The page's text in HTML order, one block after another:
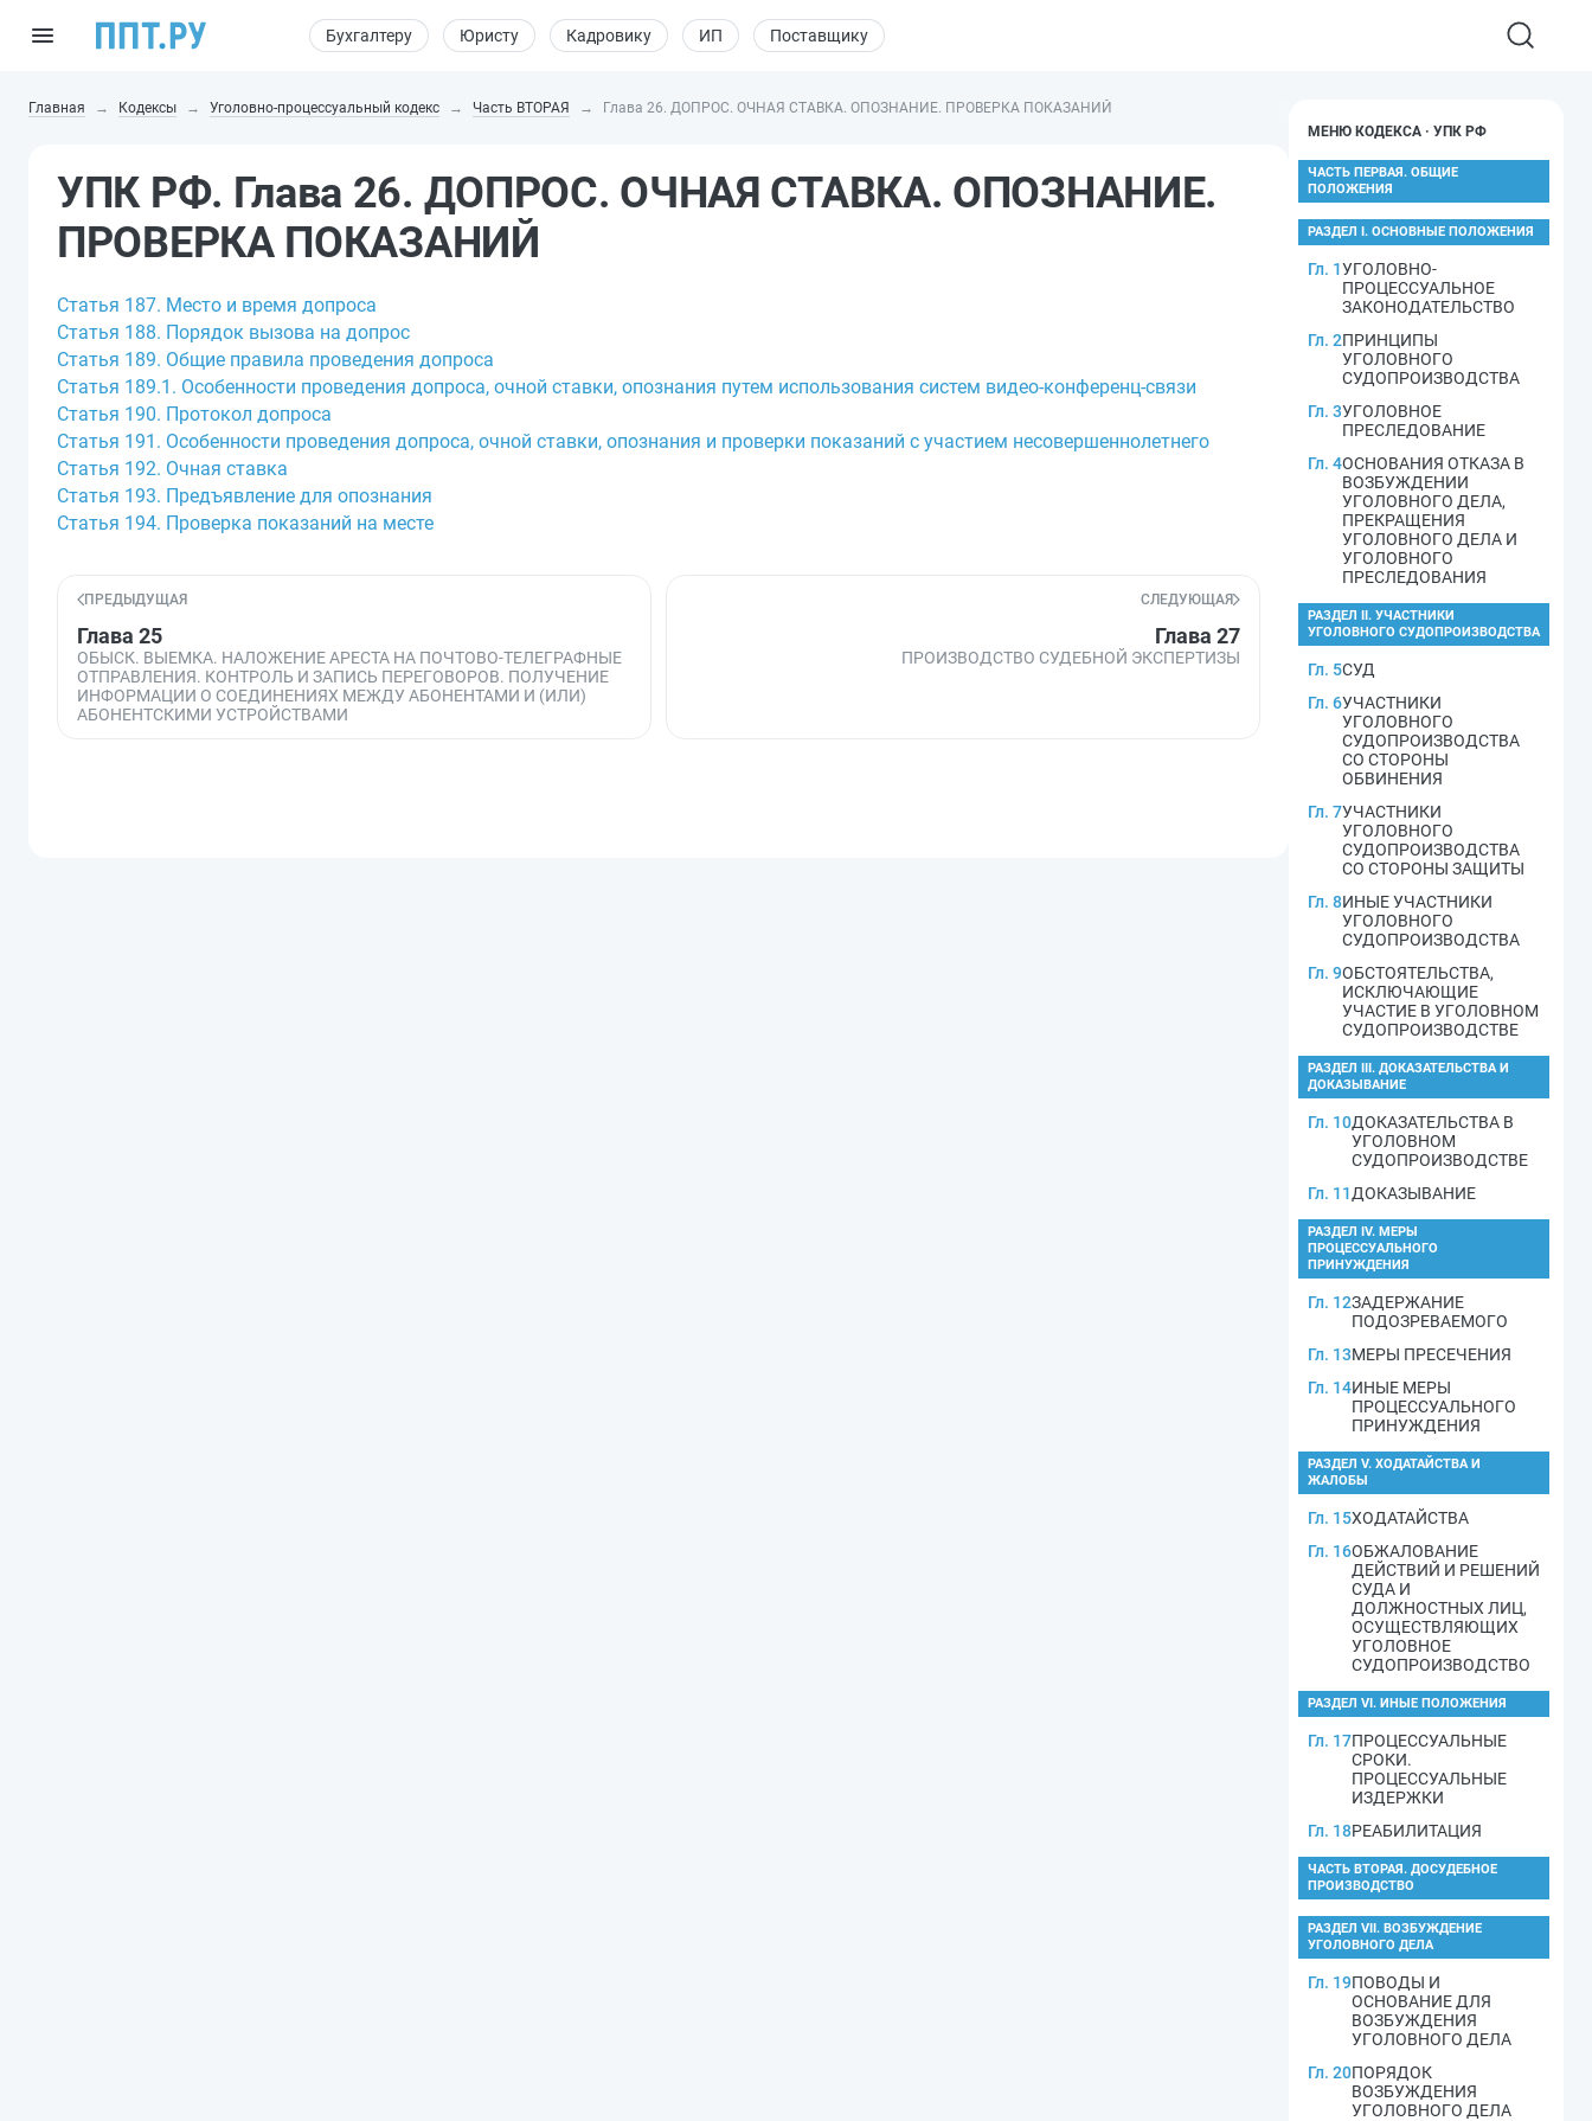
Бухгалтеру Юристу Кадровику ИП Поставщику
Главная Кодексы Уголовно-процессуальный кодекс Часть ВТОРАЯ Глава 26. ДОПРОС. ОЧНАЯ СТАВКА. ОПОЗНАНИЕ. ПРОВЕРКА ПОКАЗАНИЙ
УПК РФ. Глава 26. ДОПРОС. ОЧНАЯ СТАВКА. ОПОЗНАНИЕ.
ПРОВЕРКА ПОКАЗАНИЙ
Статья 187. Место и время допроса
Статья 188. Порядок вызова на допрос
Статья 189. Общие правила проведения допроса
Статья 189.1. Особенности проведения допроса, очной ставки, опознания путем использования систем видео-конференц-связи
Статья 190. Протокол допроса
Статья 191. Особенности проведения допроса, очной ставки, опознания и проверки показаний с участием несовершеннолетнего
Статья 192. Очная ставка
Статья 193. Предъявление для опознания
Статья 194. Проверка показаний на месте
ПРЕДЫДУЩАЯ
Глава 25
ОБЫСК. ВЫЕМКА. НАЛОЖЕНИЕ АРЕСТА НА ПОЧТОВО-ТЕЛЕГРАФНЫЕ
ОТПРАВЛЕНИЯ. КОНТРОЛЬ И ЗАПИСЬ ПЕРЕГОВОРОВ. ПОЛУЧЕНИЕ
ИНФОРМАЦИИ О СОЕДИНЕНИЯХ МЕЖДУ АБОНЕНТАМИ И (ИЛИ)
АБОНЕНТСКИМИ УСТРОЙСТВАМИ
СЛЕДУЮЩАЯ
Глава 27
ПРОИЗВОДСТВО СУДЕБНОЙ ЭКСПЕРТИЗЫ
МЕНЮ КОДЕКСА · УПК РФ
ЧАСТЬ ПЕРВАЯ. ОБЩИЕ
ПОЛОЖЕНИЯ
РАЗДЕЛ I. ОСНОВНЫЕ ПОЛОЖЕНИЯ
Гл. 1УГОЛОВНО-
ПРОЦЕССУАЛЬНОЕ
ЗАКОНОДАТЕЛЬСТВО
Гл. 2ПРИНЦИПЫ
УГОЛОВНОГО
СУДОПРОИЗВОДСТВА
Гл. 3УГОЛОВНОЕ
ПРЕСЛЕДОВАНИЕ
Гл. 4ОСНОВАНИЯ ОТКАЗА В
ВОЗБУЖДЕНИИ
УГОЛОВНОГО ДЕЛА,
ПРЕКРАЩЕНИЯ
УГОЛОВНОГО ДЕЛА И
УГОЛОВНОГО
ПРЕСЛЕДОВАНИЯ
РАЗДЕЛ II. УЧАСТНИКИ
УГОЛОВНОГО СУДОПРОИЗВОДСТВА
Гл. 5СУД
Гл. 6УЧАСТНИКИ
УГОЛОВНОГО
СУДОПРОИЗВОДСТВА
СО СТОРОНЫ
ОБВИНЕНИЯ
Гл. 7УЧАСТНИКИ
УГОЛОВНОГО
СУДОПРОИЗВОДСТВА
СО СТОРОНЫ ЗАЩИТЫ
Гл. 8ИНЫЕ УЧАСТНИКИ
УГОЛОВНОГО
СУДОПРОИЗВОДСТВА
Гл. 9ОБСТОЯТЕЛЬСТВА,
ИСКЛЮЧАЮЩИЕ
УЧАСТИЕ В УГОЛОВНОМ
СУДОПРОИЗВОДСТВЕ
РАЗДЕЛ III. ДОКАЗАТЕЛЬСТВА И
ДОКАЗЫВАНИЕ
Гл. 10ДОКАЗАТЕЛЬСТВА В
УГОЛОВНОМ
СУДОПРОИЗВОДСТВЕ
Гл. 11ДОКАЗЫВАНИЕ
РАЗДЕЛ IV. МЕРЫ
ПРОЦЕССУАЛЬНОГО
ПРИНУЖДЕНИЯ
Гл. 12ЗАДЕРЖАНИЕ
ПОДОЗРЕВАЕМОГО
Гл. 13МЕРЫ ПРЕСЕЧЕНИЯ
Гл. 14ИНЫЕ МЕРЫ
ПРОЦЕССУАЛЬНОГО
ПРИНУЖДЕНИЯ
РАЗДЕЛ V. ХОДАТАЙСТВА И
ЖАЛОБЫ
Гл. 15ХОДАТАЙСТВА
Гл. 16ОБЖАЛОВАНИЕ
ДЕЙСТВИЙ И РЕШЕНИЙ
СУДА И
ДОЛЖНОСТНЫХ ЛИЦ,
ОСУЩЕСТВЛЯЮЩИХ
УГОЛОВНОЕ
СУДОПРОИЗВОДСТВО
РАЗДЕЛ VI. ИНЫЕ ПОЛОЖЕНИЯ
Гл. 17ПРОЦЕССУАЛЬНЫЕ
СРОКИ.
ПРОЦЕССУАЛЬНЫЕ
ИЗДЕРЖКИ
Гл. 18РЕАБИЛИТАЦИЯ
ЧАСТЬ ВТОРАЯ. ДОСУДЕБНОЕ
ПРОИЗВОДСТВО
РАЗДЕЛ VII. ВОЗБУЖДЕНИЕ
УГОЛОВНОГО ДЕЛА
Гл. 19ПОВОДЫ И
ОСНОВАНИЕ ДЛЯ
ВОЗБУЖДЕНИЯ
УГОЛОВНОГО ДЕЛА
Гл. 20ПОРЯДОК
ВОЗБУЖДЕНИЯ
УГОЛОВНОГО ДЕЛА